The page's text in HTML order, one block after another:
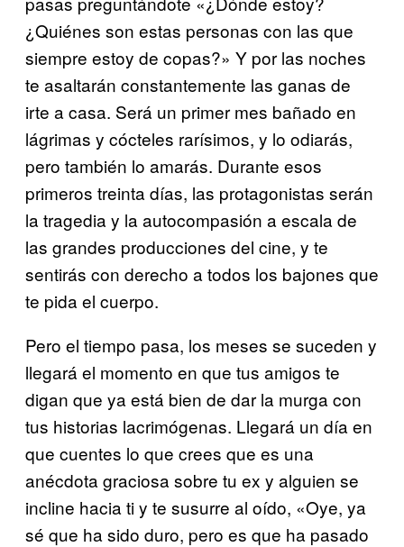
¿Quiénes son estas personas con las que
siempre estoy de copas?» Y por las noches
te asaltarán constantemente las ganas de
irte a casa. Será un primer mes bañado en
lágrimas y cócteles rarísimos, y lo odiarás,
pero también lo amarás. Durante esos
primeros treinta días, las protagonistas serán
la tragedia y la autocompasión a escala de
las grandes producciones del cine, y te
sentirás con derecho a todos los bajones que
te pida el cuerpo.
Pero el tiempo pasa, los meses se suceden y
llegará el momento en que tus amigos te
digan que ya está bien de dar la murga con
tus historias lacrimógenas. Llegará un día en
que cuentes lo que crees que es una
anécdota graciosa sobre tu ex y alguien se
incline hacia ti y te susurre al oído, «Oye, ya
sé que ha sido duro, pero es que ha pasado